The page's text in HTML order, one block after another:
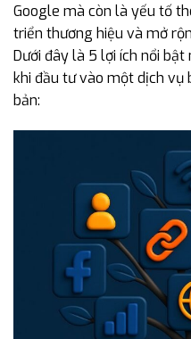
Google mà còn là yếu tố
triển thương hiệu và mở
Dưới đây là 5 lợi ích nổi
khi đầu tư vào một dịch vụ
bản: